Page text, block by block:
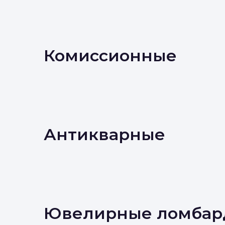
Комиссионные
Антикварные
Ювелирные